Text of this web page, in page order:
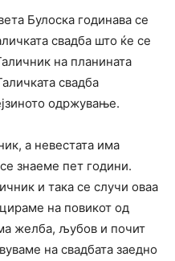
Булоска годинава се
свадба што ќе се
на планината
свадба
одржување.
а невестата има
знаеме пет години.
и така се случи оваа
на повикот од
желба, љубов и почит
на свадбата заедно